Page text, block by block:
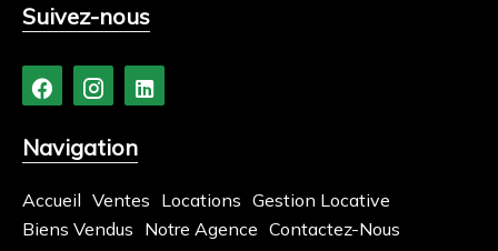
Suivez-nous
Navigation
Accueil Ventes Locations Gestion Locative
Biens Vendus Notre Agence Contactez-Nous